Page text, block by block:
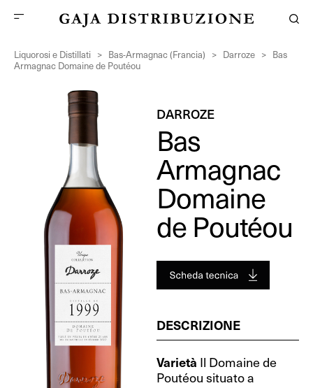
Liquorosi e Distillati > Bas-Armagnac (Francia) > Darroze > Bas
Armagnac Domaine de Poutéou
DARROZE
Bas
Armagnac
Domaine
de Poutéou
DESCRIZIONE
Varietà Il Domaine de
Poutéou situato a